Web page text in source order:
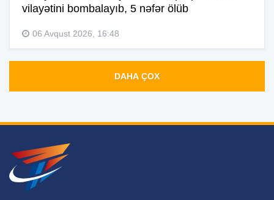
vilayətini bombalayıb, 5 nəfər ölüb
06 Avqust 2026, 16:48
DAHA ÇOX